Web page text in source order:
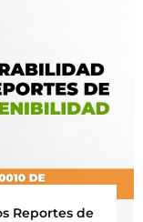
Reportes de